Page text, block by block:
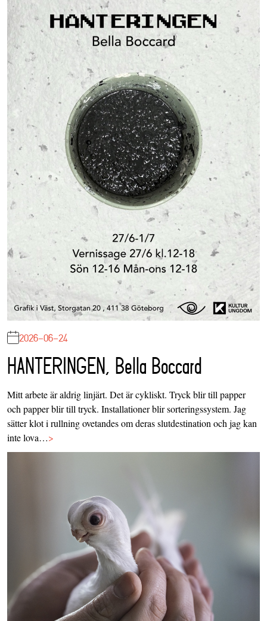
2026-06-24
HANTERINGEN, Bella Boccard
Mitt arbete är aldrig linjärt. Det är cykliskt. Tryck blir till papper
och papper blir till tryck. Installationer blir sorteringssystem. Jag
sätter klot i rullning ovetandes om deras slutdestination och jag kan
inte lova…>